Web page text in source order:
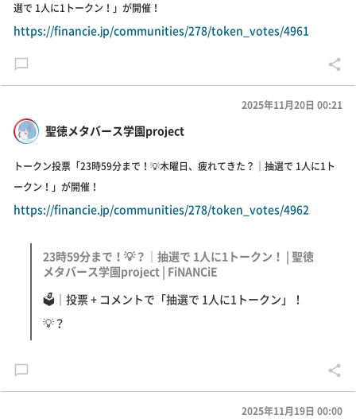
選で 1人に1トークン！」が開催！
https://financie.jp/communities/278/token_votes/4961
聖徳メタバース学園project
2025年11月20日 00:21
トークン投票「23時59分まで！💡木曜日、疲れてきた？｜抽選で 1人に1ト
ークン！」が開催！
https://financie.jp/communities/278/token_votes/4962
23時59分まで！💡？｜抽選で 1人に1トークン！ | 聖徳
メタバース学園project | FiNANCiE
🗳｜投票 + コメントで「抽選で 1人に1トークン」！
💡？
2025年11月19日 00:00